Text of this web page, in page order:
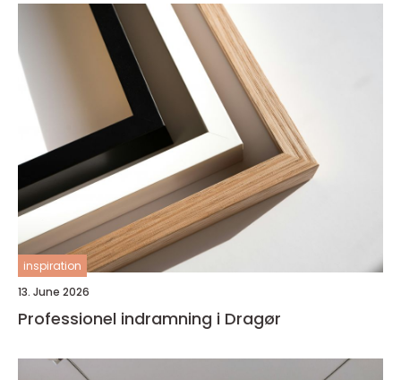
inspiration
13. June 2026
Professionel indramning i Dragør